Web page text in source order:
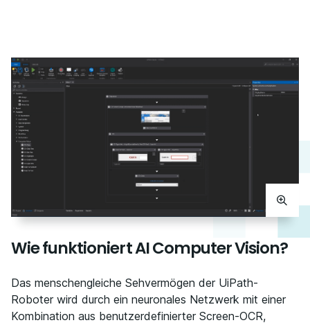
Wie funktioniert AI Computer Vision?
Das menschengleiche Sehvermögen der UiPath-
Roboter wird durch ein neuronales Netzwerk mit einer
Kombination aus benutzerdefinierter Screen-OCR,